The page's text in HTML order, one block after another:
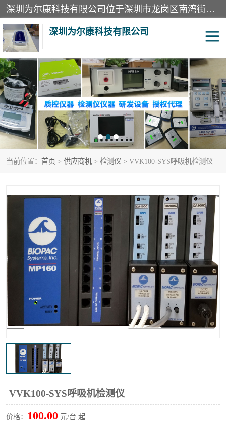
深圳为尔康科技有限公司位于深圳市龙岗区南湾街道。经营范围包括：计算机网络技术开发、技术转让、技术咨询、技术服务；一类医疗器械、通讯设备、机械设备、五金产品、电器产品的销售；二类、三类医疗器械的销售等；主要产品有：无创血压模拟仪、气体检测仪、检测仪、bms1x射线胶片、输液泵分析仪、呼吸机分析仪、心电图机测试仪等产品。
深圳为尔康科技有限公司
当前位置： 首页 > 供应商机 > 检测仪 > VVK100-SYS呼吸机检测仪
VVK100-SYS呼吸机检测仪
价格： 100.00 元/台 起
教学模型 实验室器材
模拟器 无创血压模拟仪
测试卡 检测仪
X射线检测仪 声功率计
电气分析仪
输液泵分析仪 X射线分析仪